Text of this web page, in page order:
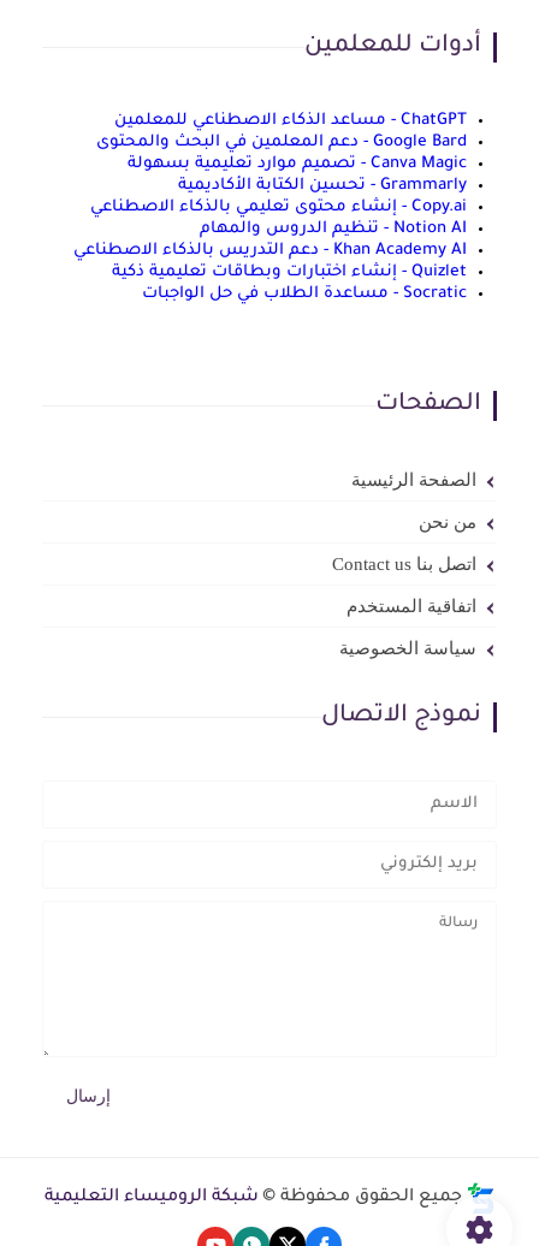
أدوات للمعلمين
ChatGPT - مساعد الذكاء الاصطناعي للمعلمين
Google Bard - دعم المعلمين في البحث والمحتوى
Canva Magic - تصميم موارد تعليمية بسهولة
Grammarly - تحسين الكتابة الأكاديمية
Copy.ai - إنشاء محتوى تعليمي بالذكاء الاصطناعي
Notion AI - تنظيم الدروس والمهام
Khan Academy AI - دعم التدريس بالذكاء الاصطناعي
Quizlet - إنشاء اختبارات وبطاقات تعليمية ذكية
Socratic - مساعدة الطلاب في حل الواجبات
الصفحات
الصفحة الرئيسية
من نحن
اتصل بنا Contact us
اتفاقية المستخدم
سياسة الخصوصية
نموذج الاتصال
جميع الحقوق محفوظة © شبكة الروميساء التعليمية